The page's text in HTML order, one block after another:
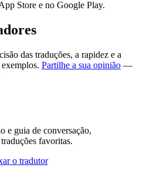
Store e no Google Play.
das traduções, a rapidez e a
Partilhe a sua opinião —
e guia de conversação,
favoritas.